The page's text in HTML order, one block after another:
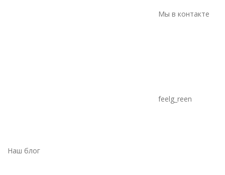
Мы в контакте
feelg_reen
Наш блог